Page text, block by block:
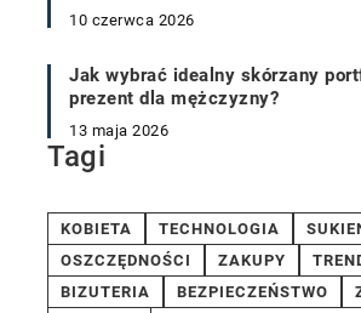
10 czerwca 2026
Jak wybrać idealny skórzany
prezent dla mężczyzny?
13 maja 2026
Tagi
KOBIETA TECHNOLOGIA
OSZCZĘDNOŚCI
ZAKUPY
BIZUTERIA
BEZPIECZEŃSTWO